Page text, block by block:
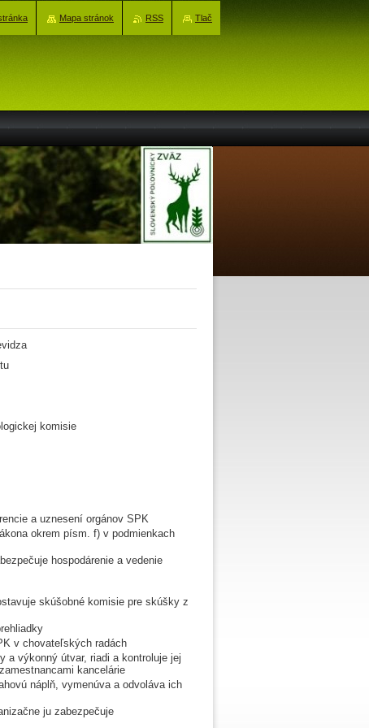
komisie
a uznesení orgánov SPK
okrem písm. f) v podmienkach
hospodárenie a vedenie
skúšobné komisie pre skúšky z
v chovateľských radách
a výkonný útvar, riadi a kontroluje jej
kancelárie
náplň, vymenúva a odvoláva ich
ju zabezpečuje
Mapa stránok RSS Tlač